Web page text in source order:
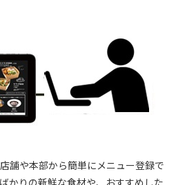
舗や本部から簡単にメニュー登録で